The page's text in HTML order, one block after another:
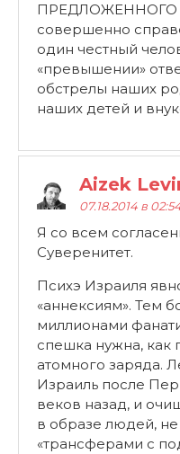
ПРЕДЛОЖЕННОГО
совершенно
один честный
«превышении»
обстрелы наших
наших детей и
Aizek
07.18.2014 в
Я со всем
Суверенитет.
Психэ Израиля
«аннексиям». Тем
миллионами
спешка нужна, как
атомного заряда.
Израиль после
веков назад, и
в образе людей,
«трансферами с